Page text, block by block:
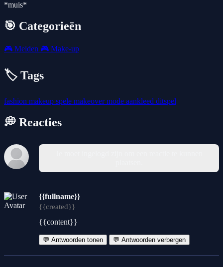
*muis*
🎯 Categorieën
🎮 Meiden 🎮 Make-up
🏷️ Tags
fashion makeup spele makeovermode aankleed ditspel
💭 Reacties
{{fullname}}
{{created}}
{{content}}
💬 Antwoorden tonen 💬 Antwoorden verbergen